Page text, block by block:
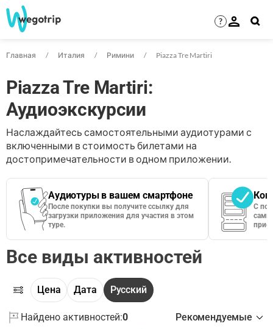
?
Главная Италия Римини Piazza Tre Martiri
Piazza Tre Martiri:
Аудиоэкскурсии
Наслаждайтесь самостоятельными аудиотурами с
включенными в стоимость билетами на
достопримечательности в одном приложении.
Аудиотуры в вашем смартфоне
После покупки вы получите ссылку для
загрузки приложения для участия в этом
туре.
С
сами
Все виды активностей
Цена Дата Русский
Найдено активностей:0 Рекомендуемые